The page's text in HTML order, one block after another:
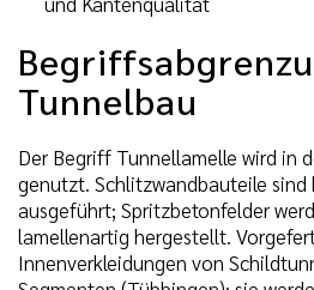
Tunnelbau
Der Begriff Tunnellamelle wird in
genutzt. Schlitzwandbauteile sind
ausgeführt; Spritzbetonfelder
lamellenartig hergestellt.
Innenverkleidungen von